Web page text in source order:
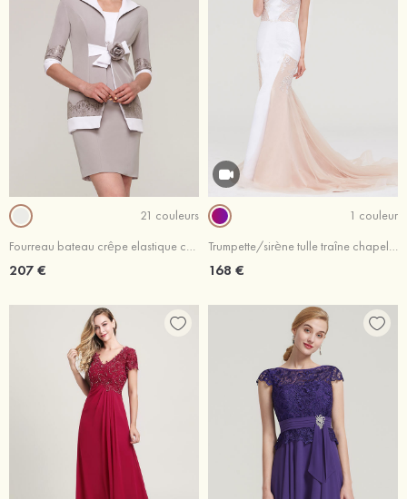
21 couleurs
Fourreau bateau crêpe elastique court/mini robe de mère de la mariée avec fleurs veste
207 €
1 couleur
Trumpette/sirène tulle traîne chapelle robe de bal avec appliqué dentelle
168 €